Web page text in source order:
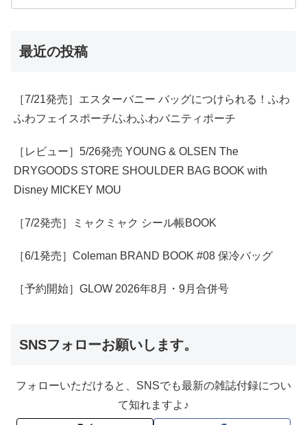
最近の投稿
［7/21発売］エスターバニー バッグにつけられる！ふわ
ふわフェイスポーチ/ふわふわバニティポーチ
［レビュー］5/26発売 YOUNG & OLSEN The
DRYGOODS STORE SHOULDER BAG BOOK with
Disney MICKEY MOU
［7/2発売］ミャクミャク シール帳BOOK
［6/1発売］Coleman BRAND BOOK #08 保冷バッグ
［予約開始］GLOW 2026年8月・9月合併号
SNSフォローお願いします。
フォローいただけると、SNSでも最新の雑誌付録につい
て知れますよ♪